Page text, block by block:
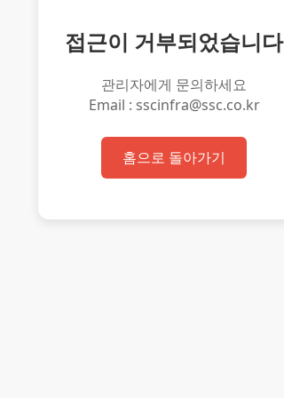
접근이 거부되었습니다
관리자에게 문의하세요
Email : sscinfra@ssc.co.kr
홈으로 돌아가기